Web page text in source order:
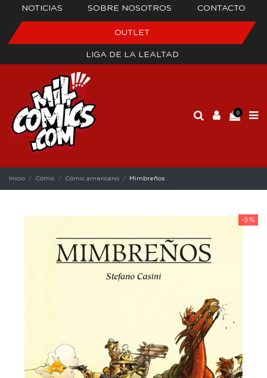
NOTICIAS SOBRE NOSOTROS CONTACTO
OUTLET
LIGA DE LA LEALTAD
0
Inicio Cómic Cómic americano Mimbreños
-5%